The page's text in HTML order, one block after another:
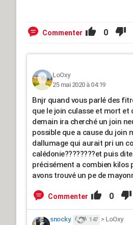
Commenter 0
LoOxy
25 mai 2020 à 04:19
Bnjr quand vous parlé des
que le join culasse et mort et
demain ira cherché un join
possible que a cause du join
dallumage qui aurait pri un
calédonie????????et puis
précisément a combien kilos
avons trouvé un pe de
Commenter 0
snocky. 147 > LoOxy